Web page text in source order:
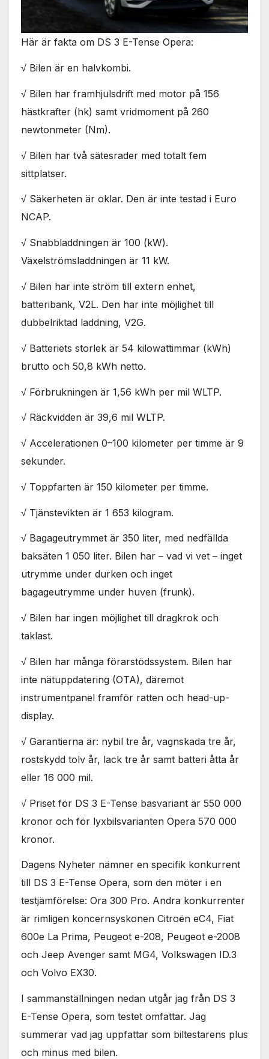
Här är fakta om DS 3 E-Tense Opera:
√ Bilen är en halvkombi.
√ Bilen har framhjulsdrift med motor på 156
hästkrafter (hk) samt vridmoment på 260
newtonmeter (Nm).
√ Bilen har två sätesrader med totalt fem
sittplatser.
√ Säkerheten är oklar. Den är inte testad i Euro
NCAP.
√ Snabbladdningen är 100 (kW).
Växelströmsladdningen är 11 kW.
√ Bilen har inte ström till extern enhet,
batteribank, V2L. Den har inte möjlighet till
dubbelriktad laddning, V2G.
√ Batteriets storlek är 54 kilowattimmar (kWh)
brutto och 50,8 kWh netto.
√ Förbrukningen är 1,56 kWh per mil WLTP.
√ Räckvidden är 39,6 mil WLTP.
√ Accelerationen 0–100 kilometer per timme är 9
sekunder.
√ Toppfarten är 150 kilometer per timme.
√ Tjänstevikten är 1 653 kilogram.
√ Bagageutrymmet är 350 liter, med nedfällda
baksäten 1 050 liter. Bilen har – vad vi vet – inget
utrymme under durken och inget
bagageutrymme under huven (frunk).
√ Bilen har ingen möjlighet till dragkrok och
taklast.
√ Bilen har många förarstödssystem. Bilen har
inte nätuppdatering (OTA), däremot
instrumentpanel framför ratten och head-up-
display.
√ Garantierna är: nybil tre år, vagnskada tre år,
rostskydd tolv år, lack tre år samt batteri åtta år
eller 16 000 mil.
√ Priset för DS 3 E-Tense basvariant är 550 000
kronor och för lyxbilsvarianten Opera 570 000
kronor.
Dagens Nyheter nämner en specifik konkurrent
till DS 3 E-Tense Opera, som den möter i en
testjämförelse: Ora 300 Pro. Andra konkurrenter
är rimligen koncernsyskonen Citroën eC4, Fiat
600e La Prima, Peugeot e-208, Peugeot e-2008
och Jeep Avenger samt MG4, Volkswagen ID.3
och Volvo EX30.
I sammanställningen nedan utgår jag från DS 3
E-Tense Opera, som testet omfattar. Jag
summerar vad jag uppfattar som biltestarens plus
och minus med bilen.
Dessa kakor
välja bort. De
behövs för
att hemsidan
över huvud
fungera.
Statistik
För att vi ska
förbättra
uppbyggnad,
baserat på
med dig av dina
intressen och ditt
beteende när du
surfar ökar du
personligt
anpassat innehåll
och erbjudanden.